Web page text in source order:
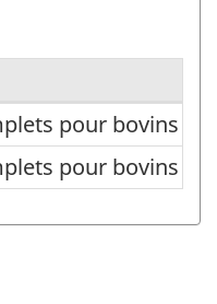
pour bovins
pour bovins
pour bovins
pour bovins de